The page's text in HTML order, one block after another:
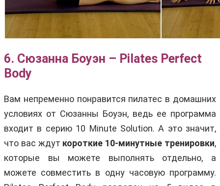
6. Сюзанна Боуэн – Pilates Perfect
Body
Вам непременно понравится пилатес в домашних
условиях от Сюзанны Боуэн, ведь ее программа
входит в серию 10 Minute Solution. А это значит,
что вас ждут короткие 10-минутные тренировки,
которые вы можете выполнять отдельно, а
можете совместить в одну часовую программу.